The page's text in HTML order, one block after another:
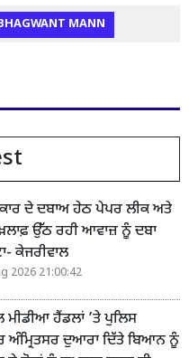
MANN
ਦੇ ਦਬਾਅ ਹੇਠ ਪੇਪਰ ਲੀਕ ਅਤੇ
ਉੱਠ ਰਹੀ ਆਵਾਜ਼ ਨੂੰ ਦਬਾ
ਕੇਜਰੀਵਾਲ
2026 21:00:42
ਹੈਂਡਲਾਂ ’ਤੇ ਪੁਲਿਸ
ਅੰਮ੍ਰਿਤਸਰ ਦੁਆਰਾ ਦਿੱਤੇ ਬਿਆਨ ਨੂੰ